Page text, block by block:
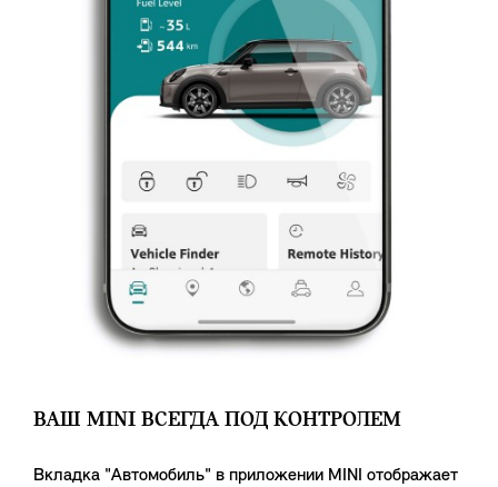
ВАШ MINI ВСЕГДА ПОД КОНТРОЛЕМ
Вкладка "Автомобиль" в приложении MINI отображает